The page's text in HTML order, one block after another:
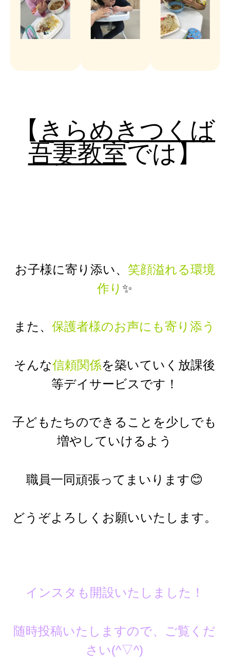
【 きらめきつくば
吾妻教室では】
お子様に寄り添い、 笑顔溢れる環境
作り ✨
また、保護者様のお声にも寄り添う
そんな信頼関係を築いていく放課後
等デイサービスです！
子どもたちのできることを少しでも
増やしていけるよう
職員一同頑張ってまいります😊
どうぞよろしくお願いいたします。
インスタも開設いたしました！
随時投稿いたしますので、ご覧くだ
さい(^▽^)